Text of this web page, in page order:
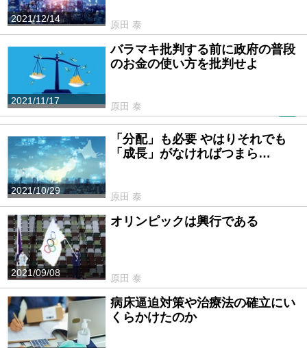
2021/12/14
原田 泰
2021/11/17
バラマキ批判する前に政府の普段
のお金の使い方を批判せよ
原田 泰
2021/10/29
「分配」も必要 やはりそれでも
「成長」がなければつまら…
原田 泰
2021/09/08
オリンピックは興行である
原田 泰
病床逼迫対策や治療法の確立にい
くらかけたのか